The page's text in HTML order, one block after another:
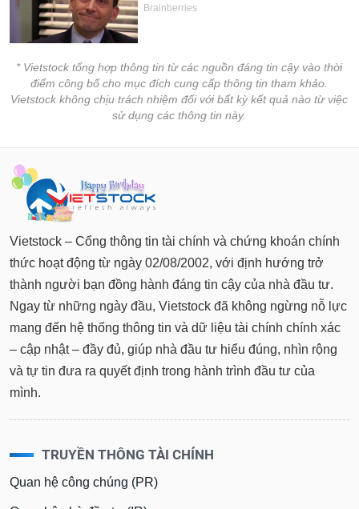
* Vietstock tổng hợp thông tin từ các nguồn đáng tin cậy vào thời
điểm công bố cho mục đích cung cấp thông tin tham khảo.
Vietstock không chịu trách nhiệm đối với bất kỳ kết quả nào từ việc
sử dụng các thông tin này.
Vietstock – Cổng thông tin tài chính và chứng khoán chính
thức hoạt động từ ngày 02/08/2002, với định hướng trở
thành người bạn đồng hành đáng tin cậy của nhà đầu tư.
Ngay từ những ngày đầu, Vietstock đã không ngừng nỗ lực
mang đến hệ thống thông tin và dữ liệu tài chính chính xác
– cập nhật – đầy đủ, giúp nhà đầu tư hiểu đúng, nhìn rộng
và tự tin đưa ra quyết định trong hành trình đầu tư của
mình.
TRUYỀN THÔNG TÀI CHÍNH
Quan hệ công chúng (PR)